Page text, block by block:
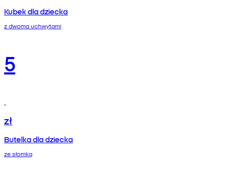
Kubek dla dziecka
z dwoma uchwytami
5
zł
Butelka dla dziecka
ze słomką